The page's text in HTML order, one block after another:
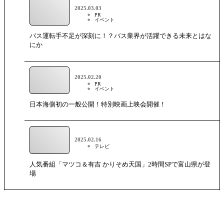
2025.03.03
PR
イベント
バス運転手不足が深刻に！？バス業界が活躍できる未来とはな
にか
2025.02.20
PR
イベント
日本海側初の一般公開！特別映画上映会開催！
2025.02.16
テレビ
人気番組「マツコ＆有吉 かりそめ天国」2時間SPで富山県が登
場